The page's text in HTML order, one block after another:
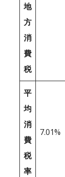
地
方
消
費
税
平
均
消
費
税
率
7.01%